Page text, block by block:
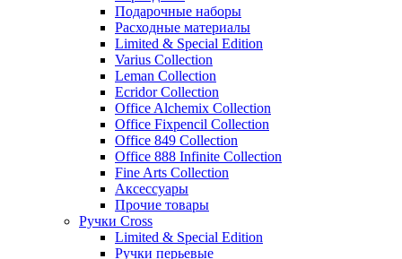
Подарочные наборы
Расходные материалы
Limited & Special Edition
Varius Collection
Leman Collection
Ecridor Collection
Office Alchemix Collection
Office Fixpencil Collection
Office 849 Collection
Office 888 Infinite Collection
Fine Arts Collection
Аксессуары
Прочие товары
Ручки Cross
Limited & Special Edition
Ручки перьевые